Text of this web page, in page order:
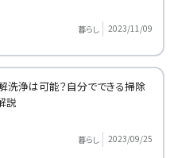
暮らし 2023/11/09
洗浄は可能？自分でできる掃除
説
暮らし 2023/09/25